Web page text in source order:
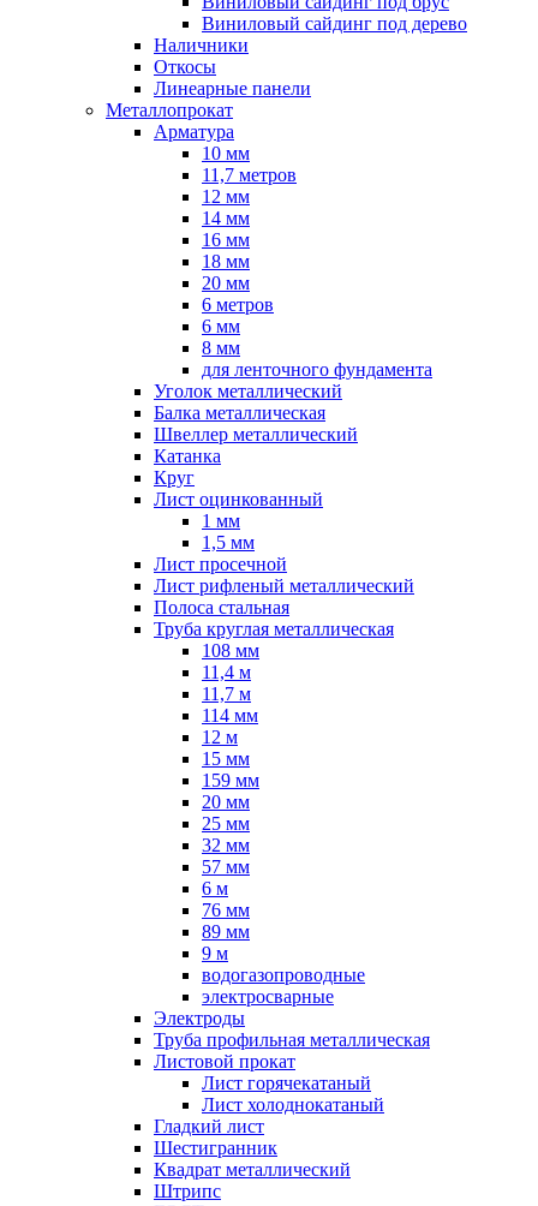
Виниловый сайдинг под дерево
Наличники
Откосы
Линеарные панели
Металлопрокат
Арматура
10 мм
11,7 метров
12 мм
14 мм
16 мм
18 мм
20 мм
6 метров
6 мм
8 мм
для ленточного фундамента
Уголок металлический
Балка металлическая
Швеллер металлический
Катанка
Круг
Лист оцинкованный
1 мм
1,5 мм
Лист просечной
Лист рифленый металлический
Полоса стальная
Труба круглая металлическая
108 мм
11,4 м
11,7 м
114 мм
12 м
15 мм
159 мм
20 мм
25 мм
32 мм
57 мм
6 м
76 мм
89 мм
9 м
водогазопроводные
электросварные
Электроды
Труба профильная металлическая
Листовой прокат
Лист горячекатаный
Лист холоднокатаный
Гладкий лист
Шестигранник
Квадрат металлический
Штрипс